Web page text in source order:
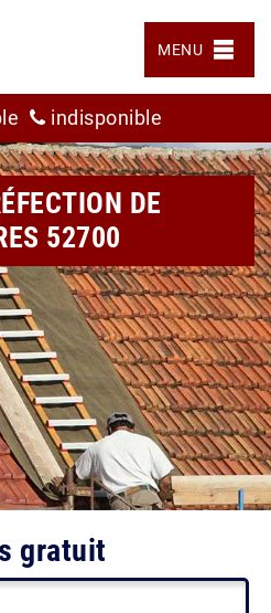
MENU
indisponible
DE
52700
gratuit